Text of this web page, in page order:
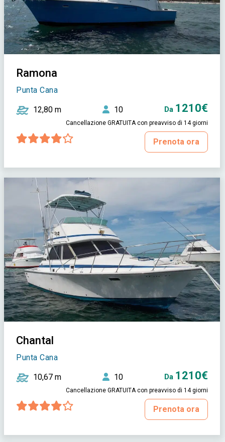
Ramona
Punta Cana
12,80 m 10 Da 1210€
Cancellazione GRATUITA con preavviso di 14 giorni
Prenota ora
Chantal
Punta Cana
10,67 m 10 Da 1210€
Cancellazione GRATUITA con preavviso di 14 giorni
Prenota ora